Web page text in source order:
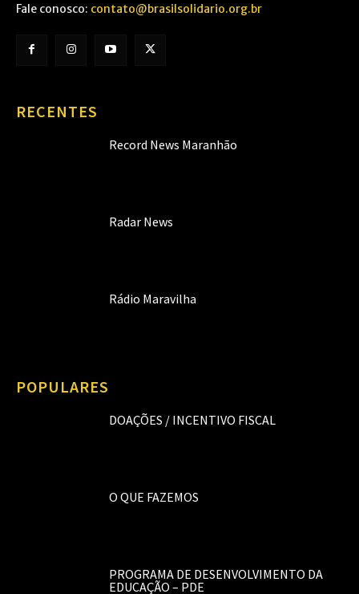
Fale conosco: contato@brasilsolidario.org.br
RECENTES
Record News Maranhão
Radar News
Rádio Maravilha
POPULARES
DOAÇÕES / INCENTIVO FISCAL
O QUE FAZEMOS
PROGRAMA DE DESENVOLVIMENTO DA
EDUCAÇÃO – PDE